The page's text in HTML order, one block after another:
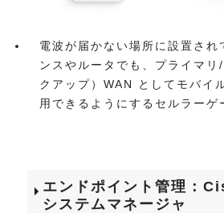
電波が届かない場所に設置され
ンスやルータでも、プライマリ
クアップ）WAN としてモバイ
用できるようにするセルラーゲ
エンドポイント管理：
システムマネージャ